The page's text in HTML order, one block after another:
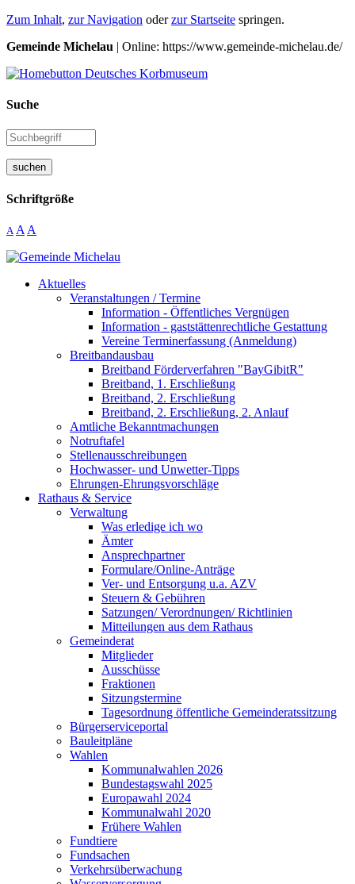
Zum Inhalt, zur Navigation oderzur Startseite springen.
Gemeinde Michelau | Online: https://www.gemeinde-michelau.de/
Suche
suchen
Schriftgröße
A A A
Aktuelles
Veranstaltungen / Termine
Information - Öffentliches Vergnügen
Information - gaststättenrechtliche Gestattung
Vereine Terminerfassung (Anmeldung)
Breitbandausbau
Breitband Förderverfahren "BayGibitR"
Breitband, 1. Erschließung
Breitband, 2. Erschließung
Breitband, 2. Erschließung, 2. Anlauf
Amtliche Bekanntmachungen
Notruftafel
Stellenausschreibungen
Hochwasser- und Unwetter-Tipps
Ehrungen-Ehrungsvorschläge
Rathaus & Service
Verwaltung
Was erledige ich wo
Ämter
Ansprechpartner
Formulare/Online-Anträge
Ver- und Entsorgung u.a. AZV
Steuern & Gebühren
Satzungen/ Verordnungen/ Richtlinien
Mitteilungen aus dem Rathaus
Gemeinderat
Mitglieder
Ausschüsse
Fraktionen
Sitzungstermine
Tagesordnung öffentliche Gemeinderatssitzung
Bürgerserviceportal
Bauleitpläne
Wahlen
Kommunalwahlen 2026
Bundestagswahl 2025
Europawahl 2024
Kommunalwahl 2020
Frühere Wahlen
Fundtiere
Fundsachen
Verkehrsüberwachung